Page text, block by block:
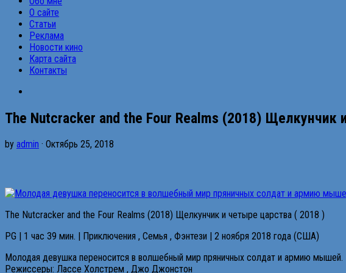
О сайте
Статьи
Реклама
Новости кино
Карта сайта
Контакты
The Nutcracker and the Four Realms (2018) Щелкунчик
by admin · Октябрь 25, 2018
The Nutcracker and the Four Realms (2018) Щелкунчик и четыре царства ( 2018 )
PG | 1 час 39 мин. | Приключения , Семья , Фэнтези | 2 ноября 2018 года (США)
Молодая девушка переносится в волшебный мир пряничных солдат и армию мышей.
Режиссеры: Лассе Холстрем , Джо Джонстон